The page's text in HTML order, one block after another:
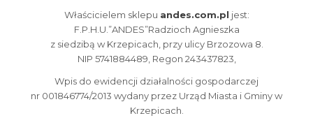
Właścicielem sklepu andes.com.pl jest:
F.P.H.U.”ANDES”Radzioch Agnieszka
z siedzibą w Krzepicach, przy ulicy Brzozowa 8.
NIP 5741884489, Regon 243437823,
Wpis do ewidencji działalności gospodarczej
nr 001846774/2013 wydany przez Urząd Miasta i Gminy w
Krzepicach.